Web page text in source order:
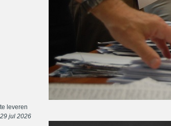
te leveren
29 jul 2026